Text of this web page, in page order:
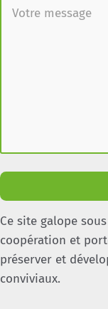
Ce site galope sous
coopération et
préserver et
conviviaux.